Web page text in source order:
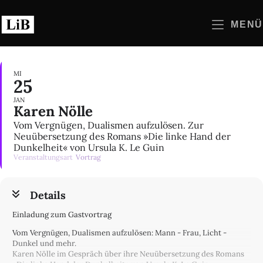
Inhalt
springen
MENÜ
MI
25
JAN
Karen Nölle
Vom Vergnügen, Dualismen aufzulösen. Zur
Neuübersetzung des Romans »Die linke Hand der
Dunkelheit« von Ursula K. Le Guin
Veranstaltungsart Vortrag
Details
Einladung zum Gastvortrag
Vom Vergnügen, Dualismen aufzulösen: Mann - Frau, Licht -
Dunkel und mehr.
Karen Nölle im Gespräch über ihre Neuübersetzung des Romans